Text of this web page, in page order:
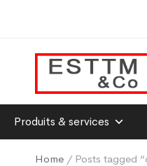
Produits & services
Home / Posts tagged